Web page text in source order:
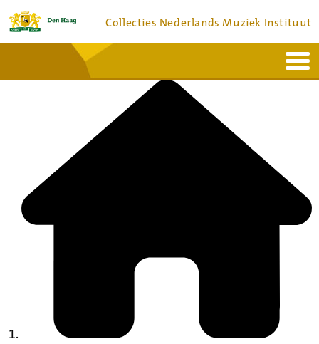
Collecties Nederlands Muziek Instituut
Bronnen en collecties